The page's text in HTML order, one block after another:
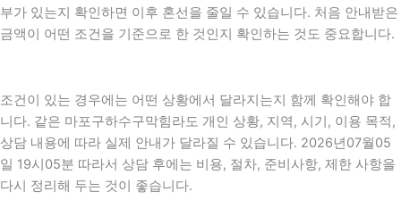
부가 있는지 확인하면 이후 혼선을 줄일 수 있습니다. 처음 안내받은
금액이 어떤 조건을 기준으로 한 것인지 확인하는 것도 중요합니다.
조건이 있는 경우에는 어떤 상황에서 달라지는지 함께 확인해야 합
니다. 같은 마포구하수구막힘라도 개인 상황, 지역, 시기, 이용 목적,
상담 내용에 따라 실제 안내가 달라질 수 있습니다. 2026년07월05
일 19시05분 따라서 상담 후에는 비용, 절차, 준비사항, 제한 사항을
다시 정리해 두는 것이 좋습니다.